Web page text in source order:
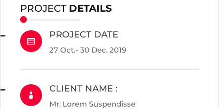
PROJECT DETAILS

PROJECT DATE
27 Oct.- 30 Dec. 2019

CLIENT NAME :
Mr. Lorem Suspendisse